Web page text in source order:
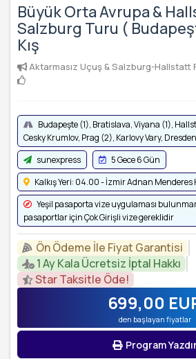
Büyük Orta Avrupa &
Salzburg Turu (
Kış
Aktarmasız Uçuş & Salzburg-Hallstatt
Budapeşte (1), Bratislava, Viyana (1),
Cesky Krumlov, Prag (2), Karlovy Vary, Dresden
sunexpress
5 Gece 6 Gün
Kalkış Yeri: 04.00 - İzmir Adnan Menderes
Yeşil pasaporta vize uygulaması
pasaportlar için Çok Girişli vize gereklidir
Ön Ödeme İle Fiyat Garantisi
1 Ay Kala Ücretsiz İptal Hakkı
Star Taksitle Öde!
699,00
den başlayan fiyatlar
Program